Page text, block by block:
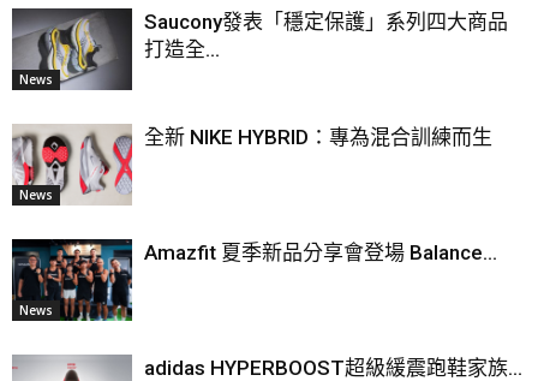
News
Saucony發表「穩定保護」系列四大商品
打造全...
News
全新 NIKE HYBRID：專為混合訓練而生
News
Amazfit 夏季新品分享會登場 Balance...
adidas HYPERBOOST超級緩震跑鞋家族...